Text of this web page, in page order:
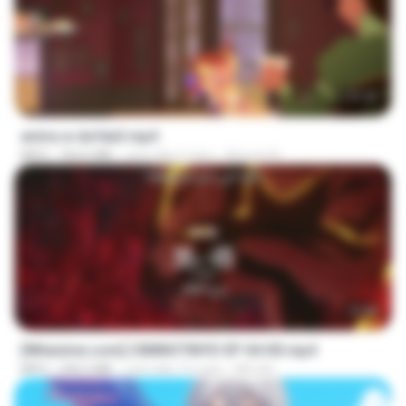
amira w dofda3.mp4
MP4 764.6 MB cách đây 2 năm Ahmed A.
23:40
[Witanime.com] CIIMNOTINYD EP 04 HD.mp4
MP4 240.5 MB cách đây 10 ngày